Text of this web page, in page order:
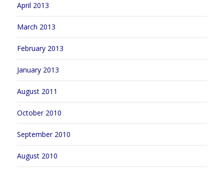
April 2013
March 2013
February 2013
January 2013
August 2011
October 2010
September 2010
August 2010